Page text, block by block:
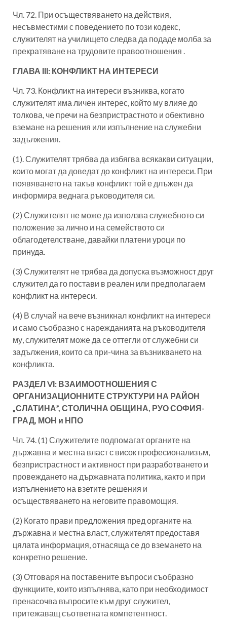
Чл. 72. При осъществяването на действия,
несъвместими с поведението по този кодекс,
служителят на училището следва да подаде молба за
прекратяване на трудовите правоотношения .
ГЛАВА ІІІ: КОНФЛИКТ НА ИНТЕРЕСИ
Чл. 73. Конфликт на интереси възниква, когато
служителят има личен интерес, който му влияе до
толкова, че пречи на безпристрастното и обективно
вземане на решения или изпълнение на служебни
задължения.
(1). Служителят трябва да избягва всякакви ситуации,
които могат да доведат до конфликт на интереси. При
появяването на такъв конфликт той е длъжен да
информира веднага ръководителя си.
(2) Служителят не може да използва служебното си
положение за лично и на семейството си
облагодетелстване, давайки платени уроци по
принуда.
(3) Служителят не трябва да допуска възможност друг
служител да го постави в реален или предполагаем
конфликт на интереси.
(4) В случай на вече възникнал конфликт на интереси
и само съобразно с нарежданията на ръководителя
му, служителят може да се оттегли от служебни си
задължения, които са при-чина за възникването на
конфликта.
РАЗДЕЛ VІ: ВЗАИМООТНОШЕНИЯ С
ОРГАНИЗАЦИОННИТЕ СТРУКТУРИ НА РАЙОН
„СЛАТИНА”, СТОЛИЧНА ОБЩИНА, РУО СОФИЯ-
ГРАД, МОН и НПО
Чл. 74. (1) Служителите подпомагат органите на
държавна и местна власт с висок професионализъм,
безпристрастност и активност при разработването и
провеждането на държавната политика, както и при
изпълнението на взетите решения и
осъществяването на неговите правомощия.
(2) Когато прави предложения пред органите на
държавна и местна власт, служителят предоставя
цялата информация, отнасяща се до вземането на
конкретно решение.
(3) Отговаря на поставените въпроси съобразно
функциите, които изпълнява, като при необходимост
пренасочва въпросите към друг служител,
притежаващ съответната компетентност.